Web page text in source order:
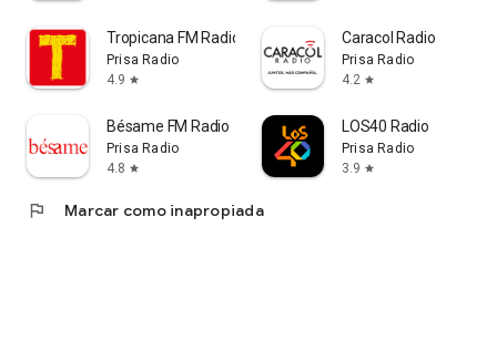
Tropicana FM Radio
Prisa Radio
4.9 star
Caracol Radio
Prisa Radio
4.2 star
Bésame FM Radio
Prisa Radio
4.8 star
LOS40 Radio
Prisa Radio
3.9 star
flag Marcar como inapropiada